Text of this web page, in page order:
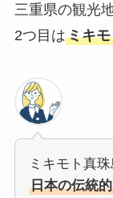
三重県の観光地
2つ目はミキ
ミキモト真
日本の伝統